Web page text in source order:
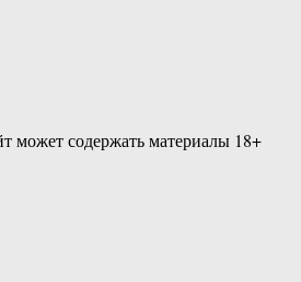
может содержать материалы 18+